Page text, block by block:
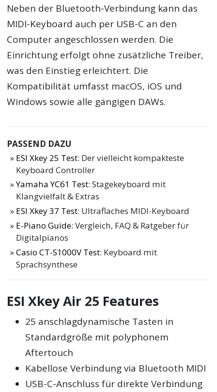
Neben der Bluetooth-Verbindung kann das
MIDI-Keyboard auch per USB-C an den
Computer angeschlossen werden. Die
Einrichtung erfolgt ohne zusätzliche Treiber,
was den Einstieg erleichtert. Die
Kompatibilität umfasst macOS, iOS und
Windows sowie alle gängigen DAWs.
PASSEND DAZU
ESI Xkey 25 Test: Der vielleicht kompakteste
Keyboard Controller
Yamaha YC61 Test: Stagekeyboard mit
Klangvielfalt & Extras
ESI Xkey 37 Test: Ultraflaches MIDI-Keyboard
E-Piano Guide: Vergleich, FAQ & Ratgeber für
Digitalpianos
Casio CT-S1000V Test: Keyboard mit
Sprachsynthese
ESI Xkey Air 25 Features
25 anschlagdynamische Tasten in
Standardgröße mit polyphonem
Aftertouch
Kabellose Verbindung via Bluetooth MIDI
USB-C-Anschluss für direkte Verbindung